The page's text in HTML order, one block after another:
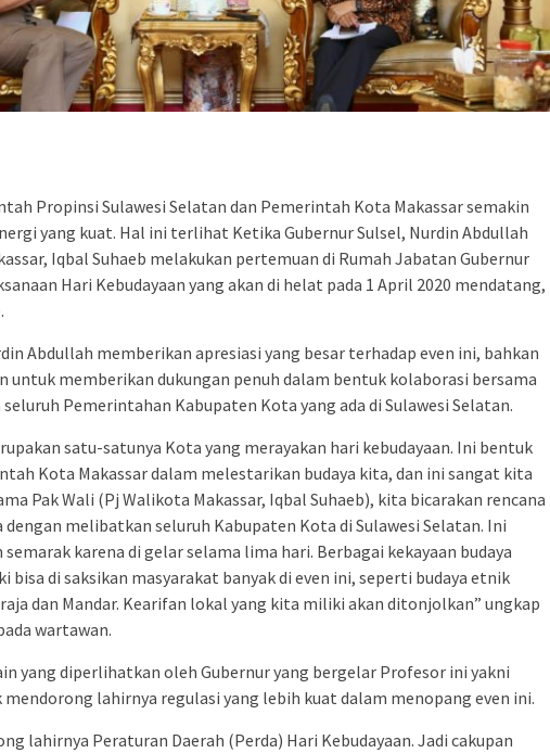
Propinsi Sulawesi Selatan dan Pemerintah Kota Makassar semakin
yang kuat. Hal ini terlihat Ketika Gubernur Sulsel, Nurdin Abdullah
Iqbal Suhaeb melakukan pertemuan di Rumah Jabatan Gubernur
Hari Kebudayaan yang akan di helat pada 1 April 2020 mendatang,
Abdullah memberikan apresiasi yang besar terhadap even ini, bahkan
untuk memberikan dukungan penuh dalam bentuk kolaborasi bersama
Pemerintahan Kabupaten Kota yang ada di Sulawesi Selatan.
satu-satunya Kota yang merayakan hari kebudayaan. Ini bentuk
Kota Makassar dalam melestarikan budaya kita, dan ini sangat kita
Pak Wali (Pj Walikota Makassar, Iqbal Suhaeb), kita bicarakan rencana
melibatkan seluruh Kabupaten Kota di Sulawesi Selatan. Ini
karena di gelar selama lima hari. Berbagai kekayaan budaya
bisa di saksikan masyarakat banyak di even ini, seperti budaya etnik
dan Mandar. Kearifan lokal yang kita miliki akan ditonjolkan” ungkap
wartawan.
yang diperlihatkan oleh Gubernur yang bergelar Profesor ini yakni
lahirnya regulasi yang lebih kuat dalam menopang even ini.
lahirnya Peraturan Daerah (Perda) Hari Kebudayaan. Jadi cakupan